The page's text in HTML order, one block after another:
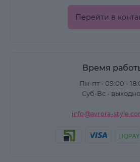
Перейти в
Время
Пн-пт - 09:00 -
Суб-Вс -
info@avrora-